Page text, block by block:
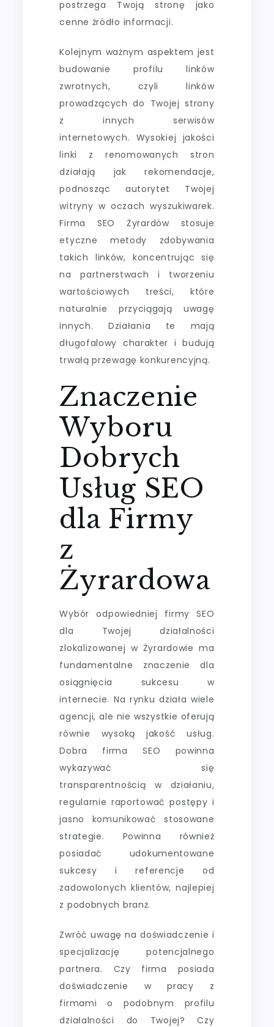
postrzega Twoją stronę jako
cenne źródło informacji.
Kolejnym ważnym aspektem jest
budowanie profilu linków
zwrotnych, czyli linków
prowadzących do Twojej strony
z innych serwisów
internetowych. Wysokiej jakości
linki z renomowanych stron
działają jak rekomendacje,
podnosząc autorytet Twojej
witryny w oczach wyszukiwarek.
Firma SEO Żyrardów stosuje
etyczne metody zdobywania
takich linków, koncentrując się
na partnerstwach i tworzeniu
wartościowych treści, które
naturalnie przyciągają uwagę
innych. Działania te mają
długofalowy charakter i budują
trwałą przewagę konkurencyjną.
Znaczenie
Wyboru
Dobrych
Usług SEO
dla Firmy
z
Żyrardowa
Wybór odpowiedniej firmy SEO
dla Twojej działalności
zlokalizowanej w Żyrardowie ma
fundamentalne znaczenie dla
osiągnięcia sukcesu w
internecie. Na rynku działa wiele
agencji, ale nie wszystkie oferują
równie wysoką jakość usług.
Dobra firma SEO powinna
wykazywać się
transparentnością w działaniu,
regularnie raportować postępy i
jasno komunikować stosowane
strategie. Powinna również
posiadać udokumentowane
sukcesy i referencje od
zadowolonych klientów, najlepiej
z podobnych branż.
Zwróć uwagę na doświadczenie i
specjalizację potencjalnego
partnera. Czy firma posiada
doświadczenie w pracy z
firmami o podobnym profilu
działalności do Twojej? Czy